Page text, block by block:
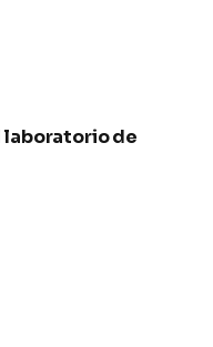
laboratorio de